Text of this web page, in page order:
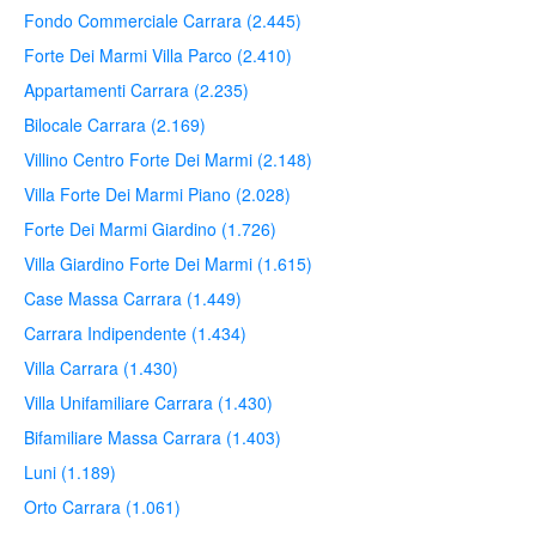
Fondo Commerciale Carrara (2.445)
Forte Dei Marmi Villa Parco (2.410)
Appartamenti Carrara (2.235)
Bilocale Carrara (2.169)
Villino Centro Forte Dei Marmi (2.148)
Villa Forte Dei Marmi Piano (2.028)
Forte Dei Marmi Giardino (1.726)
Villa Giardino Forte Dei Marmi (1.615)
Case Massa Carrara (1.449)
Carrara Indipendente (1.434)
Villa Carrara (1.430)
Villa Unifamiliare Carrara (1.430)
Bifamiliare Massa Carrara (1.403)
Luni (1.189)
Orto Carrara (1.061)